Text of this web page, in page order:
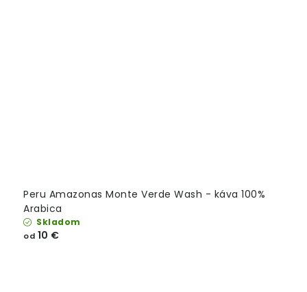
Peru Amazonas Monte Verde Wash - káva 100%
Arabica
Skladom
od 10 €